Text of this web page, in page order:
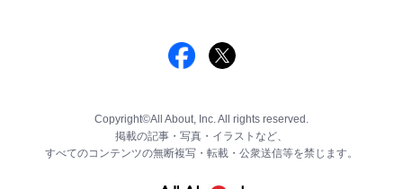
Copyright©All About, Inc. All rights reserved.
掲載の記事・写真・イラストなど、
すべてのコンテンツの無断複写・転載・公衆送信等を禁じます。